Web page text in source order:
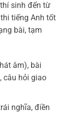
sinh đến từ
tiếng Anh tốt
bài, tạm
âm), bài
câu hỏi giao
nghĩa, điền